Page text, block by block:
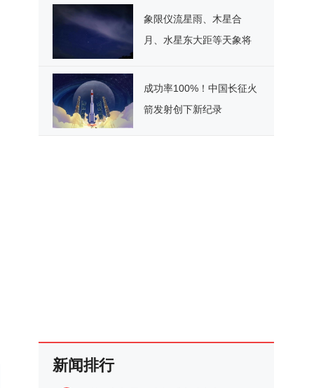
象限仪流星雨、木星合
月、水星东大距等天象将
成功率100%！中国长征火
箭发射创下新纪录
新闻排行